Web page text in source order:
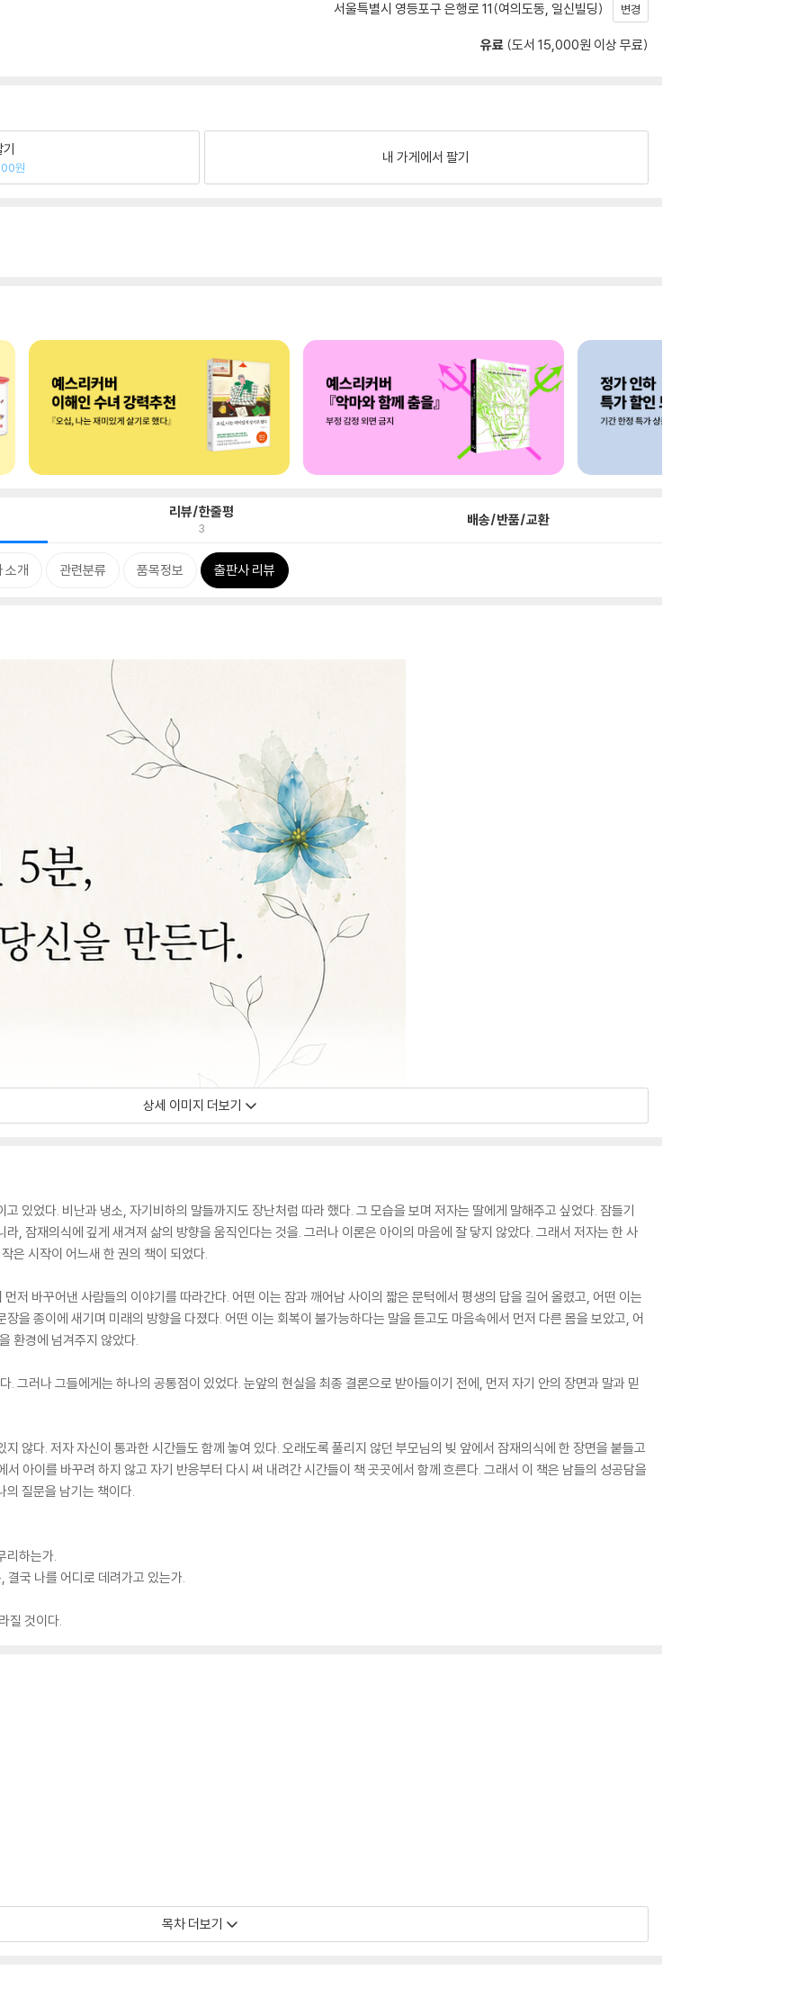
서울특별시 영등포구 은행로 11(여의도동, 일신빌딩) 변경
유료 (도서 15,000원 이상 무료)
원
내 가게에서 팔기
리뷰/한줄평
3 배송/반품/교환
소개 관련분류 품목정보 출판사 리뷰
상세 이미지 더보기
있었다. 비난과 냉소, 자기비하의 말들까지도 장난처럼 따라 했다. 그 모습을 보며 저자는 딸에게 말해주고 싶었다. 잠들기
, 잠재의식에 깊게 새겨져 삶의 방향을 움직인다는 것을. 그러나 이론은 아이의 마음에 잘 닿지 않았다. 그래서 저자는 한 사
은 시작이 어느새 한 권의 책이 되었다.
먼저 바꾸어낸 사람들의 이야기를 따라간다. 어떤 이는 잠과 깨어남 사이의 짧은 문턱에서 평생의 답을 길어 올렸고, 어떤 이는
을 종이에 새기며 미래의 방향을 다졌다. 어떤 이는 회복이 불가능하다는 말을 듣고도 마음속에서 먼저 다른 몸을 보았고, 어
환경에 넘겨주지 않았다.
. 그러나 그들에게는 하나의 공통점이 있었다. 눈앞의 현실을 최종 결론으로 받아들이기 전에, 먼저 자기 안의 장면과 말과 믿
않다. 저자 자신이 통과한 시간들도 함께 놓여 있다. 오래도록 풀리지 않던 부모님의 빚 앞에서 잠재의식에 한 장면을 붙들고
아이를 바꾸려 하지 않고 자기 반응부터 다시 써 내려간 시간들이 책 곳곳에서 함께 흐른다. 그래서 이 책은 남들의 성공담을
의 질문을 남기는 책이다.
리하는가.
결국 나를 어디로 데려가고 있는가.
질 것이다.
목차 더보기